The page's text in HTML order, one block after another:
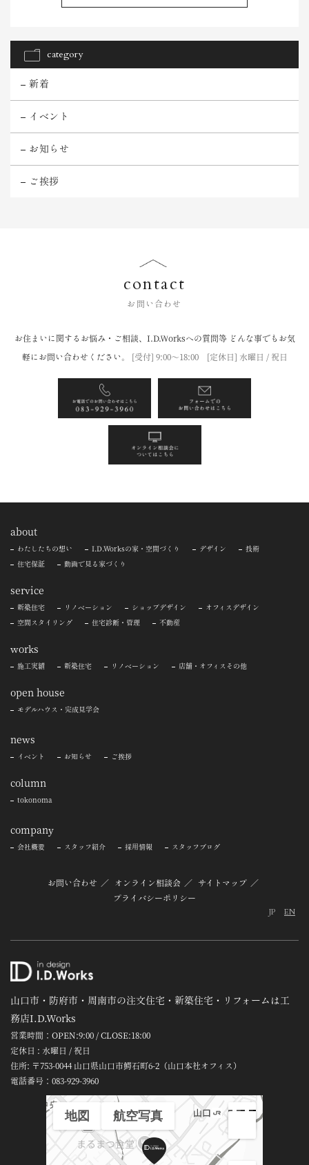
category
新着
イベント
お知らせ
ご挨拶
contact
お問い合わせ
お住まいに関するお悩み・ご相談、I.D.Worksへの質問等 どんな事でもお気
軽にお問い合わせください。 [受付] 9:00〜18:00 [定休日] 水曜日 / 祝日
about
わたしたちの想い I.D.Worksの家・空間づくり デザイン 技術
住宅保証 動画で見る家づくり
service
新築住宅 リノベーション ショップデザイン オフィスデザイン
空間スタイリング 住宅診断・管理 不動産
works
施工実績 新築住宅 リノベーション 店舗・オフィスその他
open house
モデルハウス・完成見学会
news
イベント お知らせ ご挨拶
column
tokonoma
company
会社概要 スタッフ紹介 採用情報 スタッフブログ
お問い合わせ オンライン相談会
サイトマップ
プライバシーポリシー
JP EN
山口市・防府市・周南市の注文住宅・新築住宅・リフォームは工
務店I.D.Works
営業時間：OPEN:9:00 / CLOSE:18:00
定休日 : 水曜日 / 祝日
住所: 〒753-0044 山口県山口市鰐石町6-2（山口本社オフィス）
電話番号： 083-929-3960
地図 航空写真